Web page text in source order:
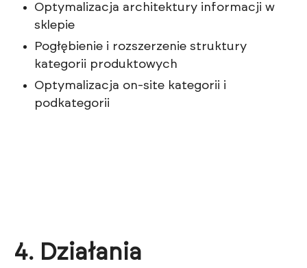
Optymalizacja architektury informacji w
sklepie
Pogłębienie i rozszerzenie struktury
kategorii produktowych
Optymalizacja on-site kategorii i
podkategorii
4. Działania